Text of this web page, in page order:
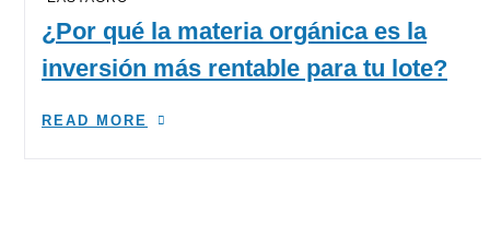
¿Por qué la materia orgánica es la
inversión más rentable para tu lote?
READ MORE